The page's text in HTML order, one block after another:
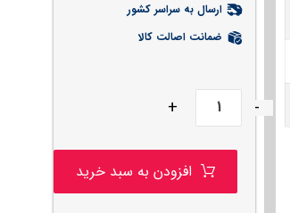
ارسال به سراسر کشور
ضمانت اصالت کالا
-
+
افزودن به سبد خرید